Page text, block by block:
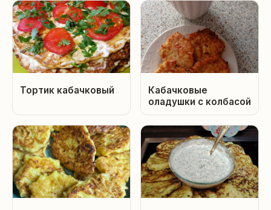
Тортик кабачковый
Кабачковые
оладушки с колбасой